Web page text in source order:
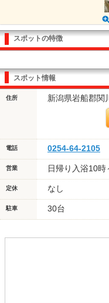
スポットの特徴
スポット情報
住所 新潟県岩船郡関
電話 0254-64-2105
営業 日帰り入浴10時
定休 なし
駐車 30台